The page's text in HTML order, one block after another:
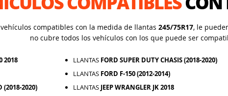
compatibles con la medida de llantas 245/75R17, le
no cubre todos los vehículos con los que puede ser
2018 LLANTAS FORD SUPER DUTY CHASIS (2018-2020)
LLANTAS FORD F-150 (2012-2014)
(2018-2020) LLANTAS JEEP WRANGLER JK 2018